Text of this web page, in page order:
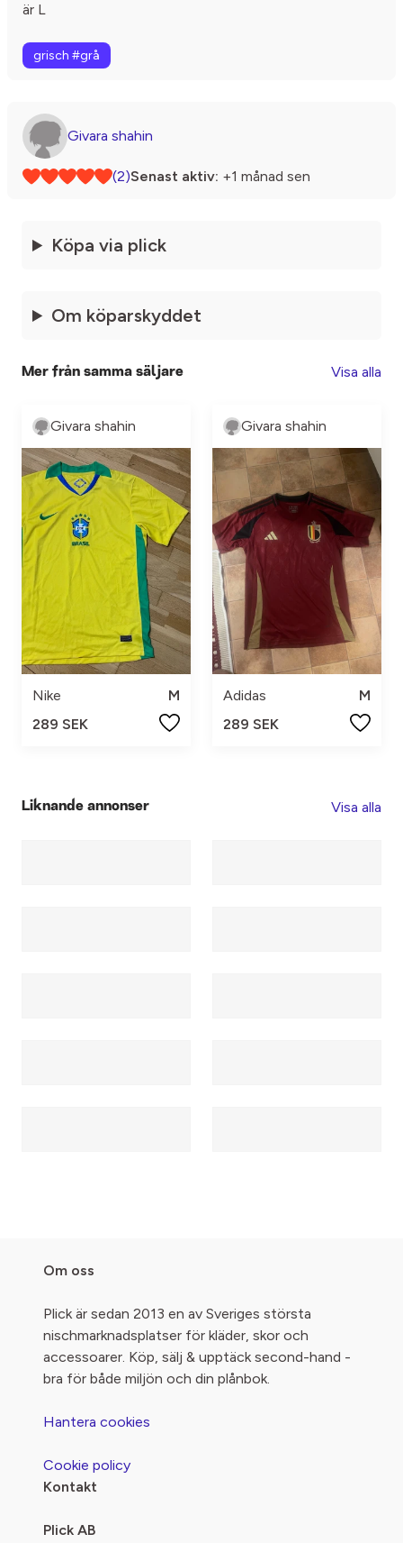
är L
grisch #grå
Givara shahin
(2)Senast aktiv: +1 månad sen
Köpa via plick
Om köparskyddet
Mer från samma säljare Visa alla
Givara shahin
Nike
M
289 SEK
Givara shahin
Adidas
M
289 SEK
Liknande annonser Visa alla
Om oss
Plick är sedan 2013 en av Sveriges största
nischmarknadsplatser för kläder, skor och
accessoarer. Köp, sälj & upptäck second-hand -
bra för både miljön och din plånbok.
Hantera cookies
Cookie policy
Kontakt
Plick AB